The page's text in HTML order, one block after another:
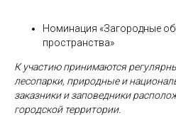
Номинация «Загородные
пространства»
К участию принимаются
лесопарки, природные и
заказники и заповедники
городской территории.